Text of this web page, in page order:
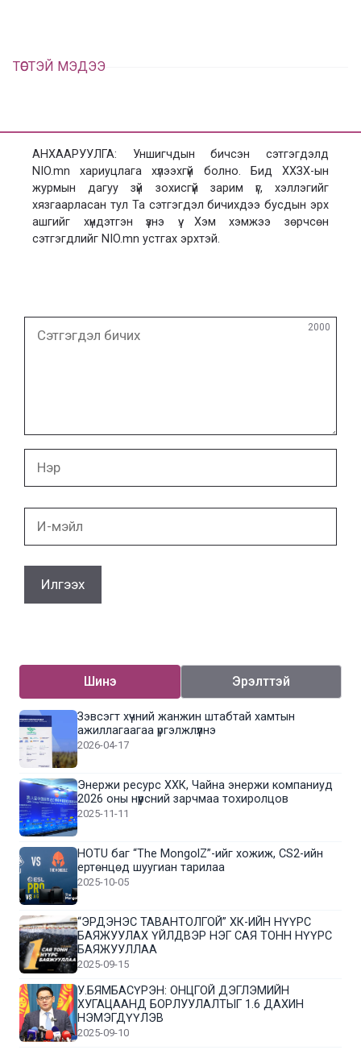
ТӨСТЭЙ МЭДЭЭ
АНХААРУУЛГА: Уншигчдын бичсэн сэтгэгдэлд
NIO.mn хариуцлага хүлээхгүй болно. Бид ХХЗХ-ын
журмын дагуу зүй зохисгүй зарим үг, хэллэгийг
хязгаарласан тул Та сэтгэгдэл бичихдээ бусдын эрх
ашгийг хүндэтгэн үзнэ үү. Хэм хэмжээ зөрчсөн
сэтгэгдлийг NIO.mn устгах эрхтэй.
2000
мэйл
Шинэ Эрэлттэй
Зэвсэгт хүчний жанжин штабтай хамтын
ажиллагаагаа үргэлжлүүлнэ
2026-04-17
Энержи ресурс ХХК, Чайна энержи компаниуд
2026 оны нүүрсний зарчмаа тохиролцов
2025-11-11
HOTU баг “The MongolZ”-ийг хожиж, CS2-ийн
ертөнцөд шуугиан тарилаа
2025-10-05
“ЭРДЭНЭС ТАВАНТОЛГОЙ” ХК-ИЙН НҮҮРС
БАЯЖУУЛАХ ҮЙЛДВЭР НЭГ САЯ ТОНН НҮҮРС
БАЯЖУУЛЛАА
2025-09-15
У.БЯМБАСҮРЭН: ОНЦГОЙ ДЭГЛЭМИЙН
ХУГАЦААНД БОРЛУУЛАЛТЫГ 1.6 ДАХИН
НЭМЭГДҮҮЛЭВ
2025-09-10